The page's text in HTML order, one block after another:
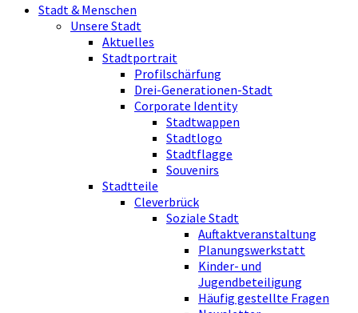
Stadt & Menschen
Unsere Stadt
Aktuelles
Stadtportrait
Profilschärfung
Drei-Generationen-Stadt
Corporate Identity
Stadtwappen
Stadtlogo
Stadtflagge
Souvenirs
Stadtteile
Cleverbrück
Soziale Stadt
Auftaktveranstaltung
Planungswerkstatt
Kinder- und
Jugendbeteiligung
Häufig gestellte Fragen